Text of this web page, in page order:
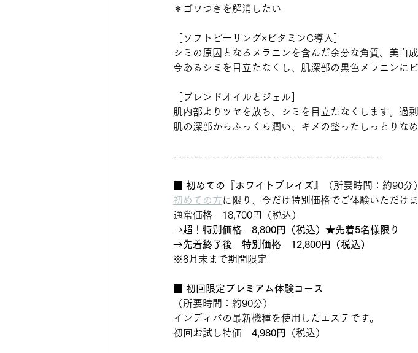
＊ゴワつきを解消したい
［ソフトピーリング×ビタミンC導入］
シミの原因となるメラニンを含んだ余分な角質、美白
今あるシミを目立たなくし、肌深部の黒色メラニンに
［ブレンドオイルとジェル］
肌内部よりツヤを放ち、シミを目立たなくします。過
肌の深部からふっくら潤い、キメの整ったしっとりな
-------------------------------------------------
初めての『ホワイトブレイズ』
（所要時間：約90分）
初めての方に限り、今だけ特別価格でご体験いただけま
通常価格　18,700円（税込）
→超！特別価格　8,800円（税込）★先着5名様限り
→先着終了後　特別価格　12,800円（税込）
※8月末まで期間限定
初回限定プレミアム体験コース
（所要時間：約90分）
インディバの最新機種を使用したエステです。
初回お試し特価 4,980円 （税込）